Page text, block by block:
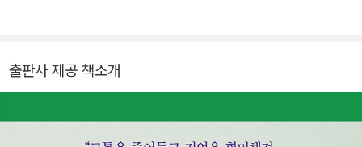
출판사 제공 책소개